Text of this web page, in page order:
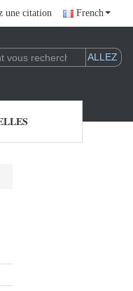
une citation French